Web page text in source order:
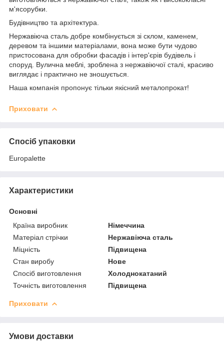
м'ясорубки.
Будівництво та архітектура.
Нержавіюча сталь добре комбінується зі склом, каменем,
деревом та іншими матеріалами, вона може бути чудово
пристосована для обробки фасадів і інтер'єрів будівель і
споруд. Вулична меблі, зроблена з нержавіючої сталі, красиво
виглядає і практично не зношується.
Наша компанія пропонує тільки якісний металопрокат!
Приховати
Спосіб упаковки
Europalette
Характеристики
Основні
Країна виробник
Німеччина
Матеріал стрічки
Нержавіюча сталь
Міцність
Підвищена
Стан виробу
Нове
Спосіб виготовлення
Холоднокатаний
Точність виготовлення
Підвищена
Приховати
Умови доставки